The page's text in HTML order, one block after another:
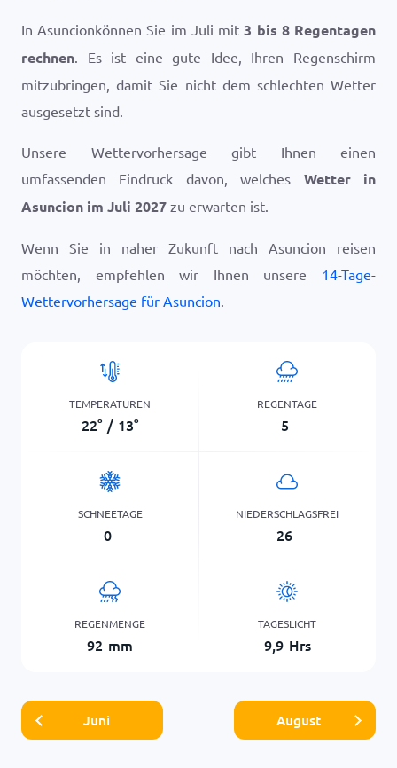
In Asuncionkönnen Sie im Juli mit3 bis 8 Regentagen
rechnen. Es ist eine gute Idee, Ihren Regenschirm
mitzubringen, damit Sie nicht dem schlechten Wetter
ausgesetzt sind.
Unsere Wettervorhersage gibt Ihnen einen
umfassenden Eindruck davon, welches Wetter in
Asuncion im Juli 2027 zu erwarten ist.
Wenn Sie in naher Zukunft nach Asuncion reisen
möchten, empfehlen wir Ihnen unsere 14-Tage-
Wettervorhersage für Asuncion.
TEMPERATUREN
22° / 13°
REGENTAGE
5
SCHNEETAGE
0
NIEDERSCHLAGSFREI
26
REGENMENGE
92 mm
TAGESLICHT
9,9 Hrs
Juni August